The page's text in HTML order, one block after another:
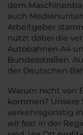
dem
auch
Arbeitgeber
nutzt dabei die
Autobahnen A4
Bundesstraßen.
der Deutschen
Warum nicht von
kommen? Unsere
verkehrsgünstig
wir fest in der